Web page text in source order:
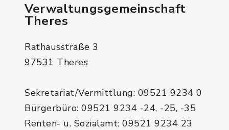
Verwaltungsgemeinschaft
Theres
Rathausstraße 3
97531 Theres
Sekretariat/Vermittlung: 09521 9234 0
Bürgerbüro: 09521 9234 -24, -25, -35
Renten- u. Sozialamt: 09521 9234 23